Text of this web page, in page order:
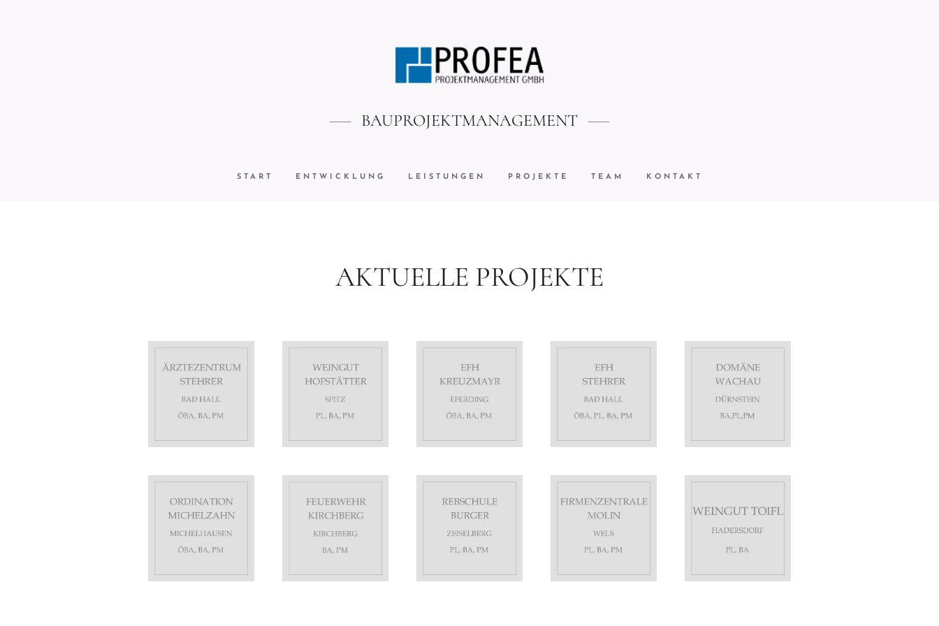
BAUPROJEKTMANAGEMENT
START ENTWICKLUNG LEISTUNGEN PROJEKTE TEAM KONTAKT
AKTUELLE PROJEKTE